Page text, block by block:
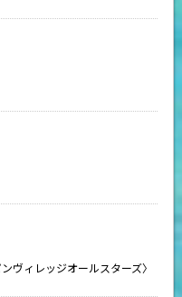
ンヴィレッジオールスターズ〉